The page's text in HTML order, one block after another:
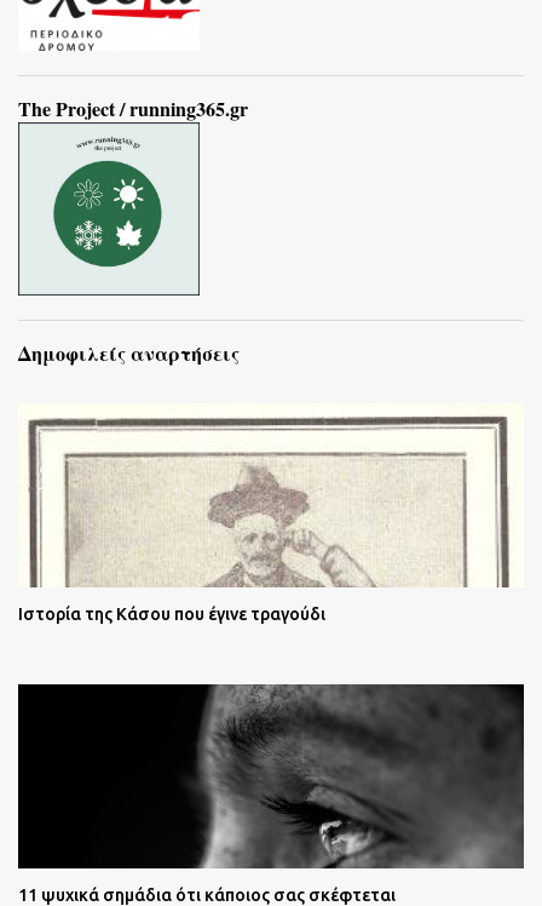
The Project / running365.gr
Δημοφιλείς αναρτήσεις
Ιστορία της Κάσου που έγινε τραγούδι
11 ψυχικά σημάδια ότι κάποιος σας σκέφτεται